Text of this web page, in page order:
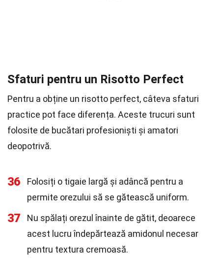
Sfaturi pentru un Risotto Perfect
Pentru a obține un risotto perfect, câteva sfaturi
practice pot face diferența. Aceste trucuri sunt
folosite de bucătari profesioniști și amatori
deopotrivă.
36
Folosiți o tigaie largă și adâncă pentru a
permite orezului să se gătească uniform.
37
Nu spălați orezul înainte de gătit, deoarece
acest lucru îndepărtează amidonul necesar
pentru textura cremoasă.